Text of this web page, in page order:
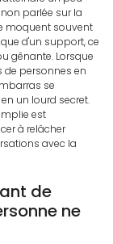
parlée sur la
moquent souvent
d'un support, ce
gênante. Lorsque
de personnes en
se
un lourd secret.
est
à relâcher
avec la
de
ne